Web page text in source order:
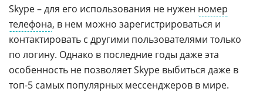
Skype – для его использования не нужен номер
телефона, в нем можно зарегистрироваться и
контактировать с другими пользователями только
по логину. Однако в последние годы даже эта
особенность не позволяет Skype выбиться даже в
топ-5 самых популярных мессенджеров в мире.